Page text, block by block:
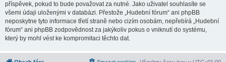
příspěvek, pokud to bude považovat za nutné. Jako uživatel souhlasíte se
všemi údaji uloženými v databázi. Přestože „Hudební fórum“ ani phpBB
neposkytne tyto informace třetí straně nebo cizím osobám, nepřebírá „Hudební
fórum“ ani phpBB zodpovědnost za jakýkoliv pokus o vniknutí do systému,
který by mohl vést ke kompromitaci těchto dat.